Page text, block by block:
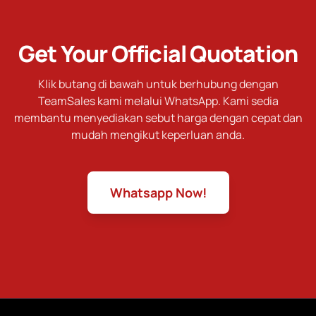
Get Your Official Quotation
Klik butang di bawah untuk berhubung dengan
TeamSales kami melalui WhatsApp. Kami sedia
membantu menyediakan sebut harga dengan cepat dan
mudah mengikut keperluan anda.
Whatsapp Now!